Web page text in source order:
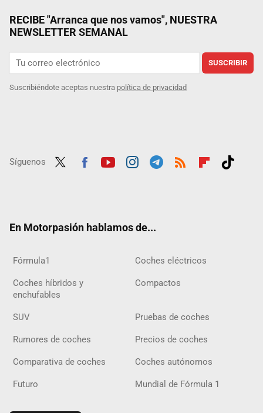
RECIBE "Arranca que nos vamos", NUESTRA
NEWSLETTER SEMANAL
SUSCRIBIR
Suscribiéndote aceptas nuestra política de privacidad
Síguenos
En Motorpasión hablamos de...
Fórmula1 Coches eléctricos
Coches híbridos y
enchufables
Compactos
SUV Pruebas de coches
Rumores de coches Precios de coches
Comparativa de coches Coches autónomos
Futuro Mundial de Fórmula 1